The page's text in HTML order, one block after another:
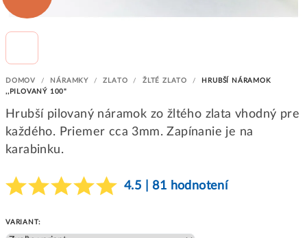
DOMOV / NÁRAMKY / ZLATO / ŽLTÉ ZLATO /
HRUBŠÍ NÁRAMOK
,,PILOVANÝ 100"
Hrubší pilovaný náramok zo žltého zlata vhodný pre
každého. Priemer cca 3mm. Zapínanie je na
karabinku.
4.5 | 81 hodnotení
VARIANT: